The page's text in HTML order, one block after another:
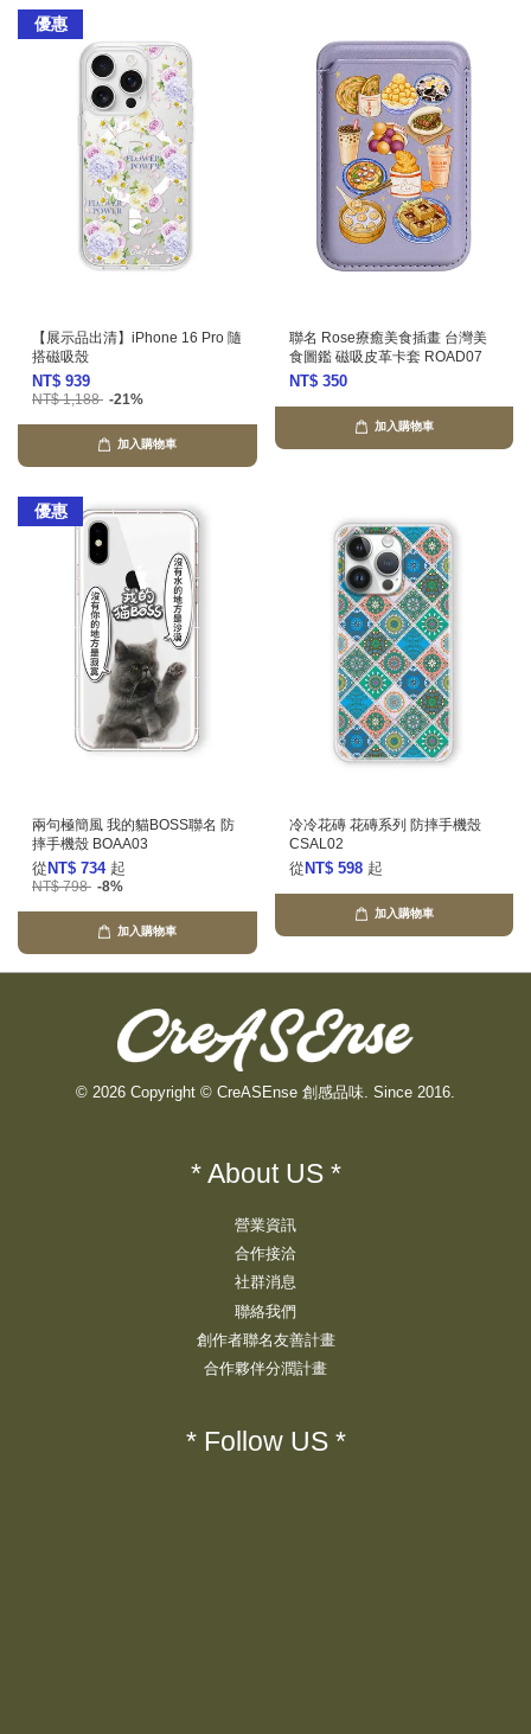
優惠
【展示品出清】iPhone 16 Pro 隨
搭磁吸殼
NT$ 939
NT$ 1,188 -21%
加入購物車
聯名 Rose療癒美食插畫 台灣美
食圖鑑 磁吸皮革卡套 ROAD07
NT$ 350
加入購物車
優惠
兩句極簡風 我的貓BOSS聯名 防
摔手機殼 BOAA03
從 NT$ 734 起
NT$ 798 -8%
加入購物車
冷冷花磚 花磚系列 防摔手機殼
CSAL02
從 NT$ 598 起
加入購物車
© 2026 Copyright © CreASEnse 創感品味. Since 2016.
* About US *
營業資訊
合作接洽
社群消息
聯絡我們
創作者聯名友善計畫
合作夥伴分潤計畫
* Follow US *